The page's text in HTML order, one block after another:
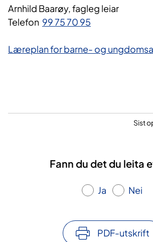
Arnhild Baarøy, fagleg leiar
Telefon 99 75 70 95
Læreplan for barne- og
Sist
Fann du det du leita
Ja Nei
PDF-utskrift